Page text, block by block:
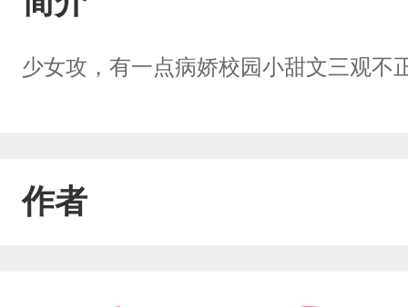
少女攻，有一点病娇校园小甜文三观不
作者